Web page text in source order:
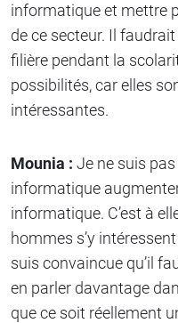
informatique et mettre
de ce secteur. Il
filière pendant la
possibilités, car elles
intéressantes.
Mounia : Je ne suis
informatique
informatique. C’est à
hommes s’y
suis convaincue qu’il
en parler davantage
que ce soit réellement